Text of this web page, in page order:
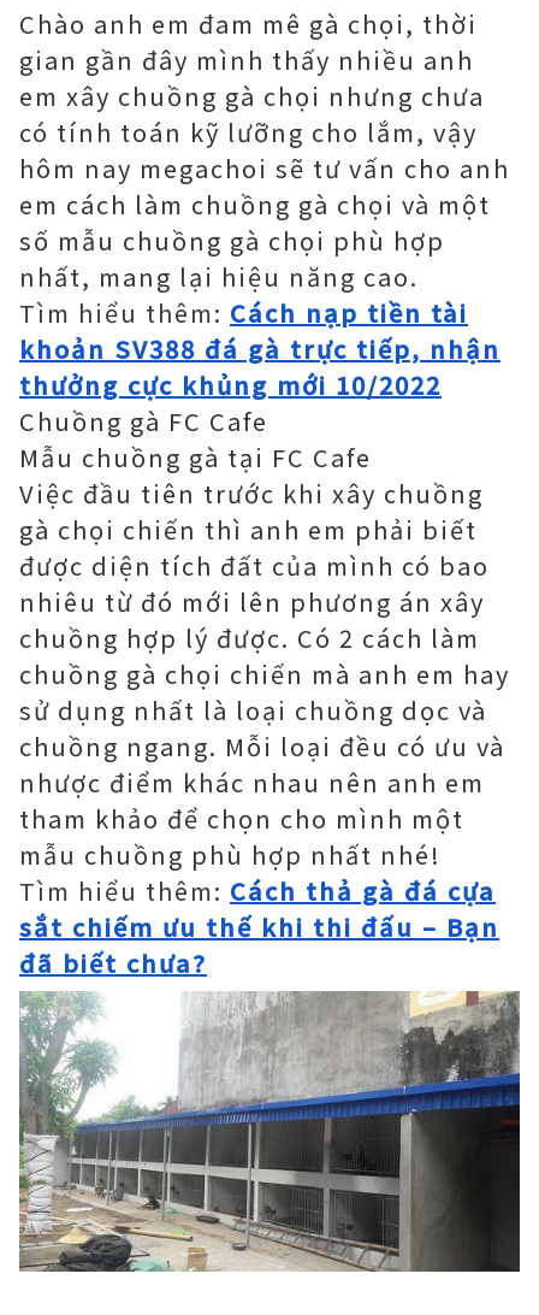
Chào anh em đam mê gà chọi, thời
gian gần đây mình thấy nhiều anh
em xây chuồng gà chọi nhưng chưa
có tính toán kỹ lưỡng cho lắm, vậy
hôm nay megachoi sẽ tư vấn cho anh
em cách làm chuồng gà chọi và một
số mẫu chuồng gà chọi phù hợp
nhất, mang lại hiệu năng cao.
Tìm hiểu thêm: Cách nạp tiền tài
khoản SV388 đá gà trực tiếp, nhận
thưởng cực khủng mới 10/2022
Chuồng gà FC Cafe
Mẫu chuồng gà tại FC Cafe
Việc đầu tiên trước khi xây chuồng
gà chọi chiến thì anh em phải biết
được diện tích đất của mình có bao
nhiêu từ đó mới lên phương án xây
chuồng hợp lý được. Có 2 cách làm
chuồng gà chọi chiến mà anh em hay
sử dụng nhất là loại chuồng dọc và
chuồng ngang. Mỗi loại đều có ưu và
nhược điểm khác nhau nên anh em
tham khảo để chọn cho mình một
mẫu chuồng phù hợp nhất nhé!
Tìm hiểu thêm: Cách thả gà đá cựa
sắt chiếm ưu thế khi thi đấu – Bạn
đã biết chưa?